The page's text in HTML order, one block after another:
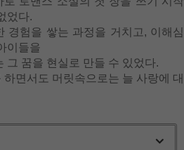
었다.
경험을 쌓는 과정을 거치고, 이해심
이들을
그 꿈을 현실로 만들 수 있었다.
면서도 머릿속으로는 늘 사랑에 대